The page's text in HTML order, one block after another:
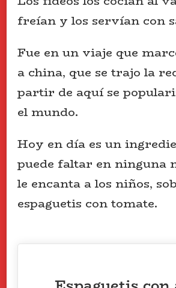
freían y los servían con
Fue en un viaje que
a china, que se trajo la
partir de aquí se
el mundo.
Hoy en día es un
puede faltar en ninguna
le encanta a los niños,
espaguetis con tomate.